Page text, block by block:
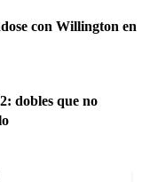
con Willington en
dobles que no